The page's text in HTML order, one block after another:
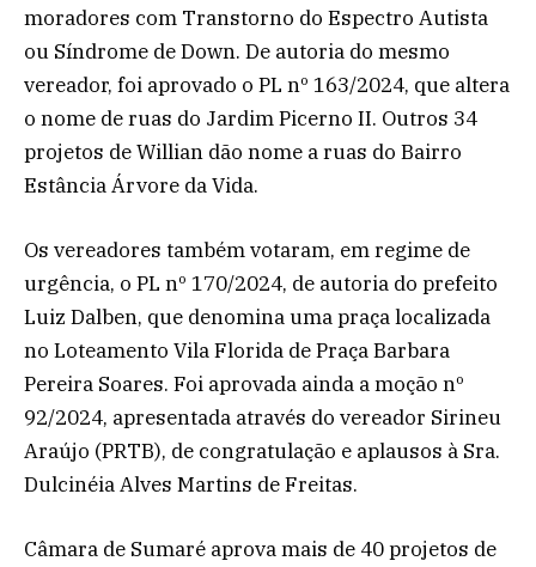
moradores com Transtorno do Espectro Autista
ou Síndrome de Down. De autoria do mesmo
vereador, foi aprovado o PL nº 163/2024, que altera
o nome de ruas do Jardim Picerno II. Outros 34
projetos de Willian dão nome a ruas do Bairro
Estância Árvore da Vida.
Os vereadores também votaram, em regime de
urgência, o PL nº 170/2024, de autoria do prefeito
Luiz Dalben, que denomina uma praça localizada
no Loteamento Vila Florida de Praça Barbara
Pereira Soares. Foi aprovada ainda a moção nº
92/2024, apresentada através do vereador Sirineu
Araújo (PRTB), de congratulação e aplausos à Sra.
Dulcinéia Alves Martins de Freitas.
Câmara de Sumaré aprova mais de 40 projetos de